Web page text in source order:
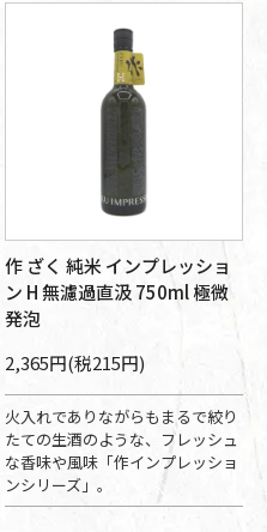
作 ざく 純米 インプレッショ
ン H 無濾過直汲 750ml 極微
発泡
2,365円(税215円)
火入れでありながらもまるで絞り
たての生酒のような、フレッシュ
な香味や風味「作インプレッショ
ンシリーズ」。